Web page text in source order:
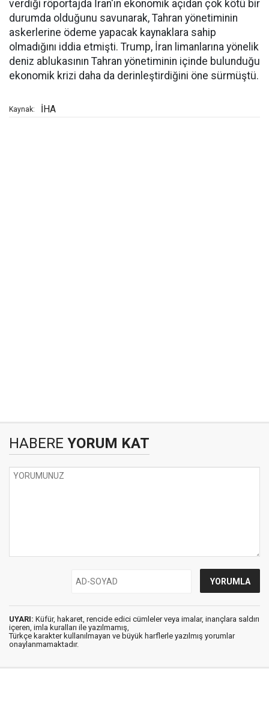
verdiği röportajda İran'ın ekonomik açıdan çok kötü bir
durumda olduğunu savunarak, Tahran yönetiminin
askerlerine ödeme yapacak kaynaklara sahip
olmadığını iddia etmişti. Trump, İran limanlarına yönelik
deniz ablukasının Tahran yönetiminin içinde bulunduğu
ekonomik krizi daha da derinleştirdiğini öne sürmüştü.
Kaynak: İHA
HABERE YORUM KAT
UYARI: Küfür, hakaret, rencide edici cümleler veya imalar, inançlara saldırı
içeren, imla kuralları ile yazılmamış,
Türkçe karakter kullanılmayan ve büyük harflerle yazılmış yorumlar
onaylanmamaktadır.